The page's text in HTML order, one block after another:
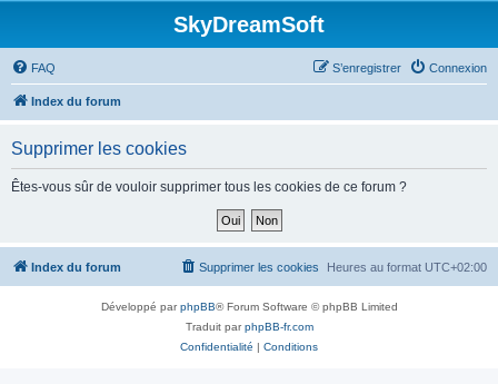
SkyDreamSoft
FAQ Connexion
S’enregistrer
Index du forum
Supprimer les cookies
Êtes-vous sûr de vouloir supprimer tous les cookies de ce forum ?
Index du forum Heures au format UTC+02:00
Supprimer les cookies
Développé parphpBB® Forum Software © phpBB Limited
Traduit parphpBB-fr.com
Confidentialité | Conditions